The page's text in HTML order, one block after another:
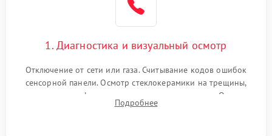
1. Диагностика и визуальный осмотр
Отключение от сети или газа. Считывание кодов ошибок
сенсорной панели. Осмотр стеклокерамики на трещины,
проверка конфорок на равномерность нагрева. Опрос
клиента о симптомах (не включается, не видит посуду,
Подробнее